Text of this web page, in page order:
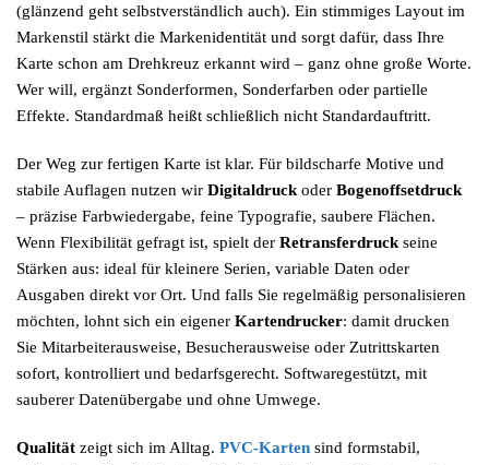
(glänzend geht selbstverständlich auch). Ein stimmiges Layout im
Markenstil stärkt die Markenidentität und sorgt dafür, dass Ihre
Karte schon am Drehkreuz erkannt wird – ganz ohne große Worte.
Wer will, ergänzt Sonderformen, Sonderfarben oder partielle
Effekte. Standardmaß heißt schließlich nicht Standardauftritt.
Der Weg zur fertigen Karte ist klar. Für bildscharfe Motive und
stabile Auflagen nutzen wir Digitaldruck oder Bogenoffsetdruck
– präzise Farbwiedergabe, feine Typografie, saubere Flächen.
Wenn Flexibilität gefragt ist, spielt der Retransferdruck seine
Stärken aus: ideal für kleinere Serien, variable Daten oder
Ausgaben direkt vor Ort. Und falls Sie regelmäßig personalisieren
möchten, lohnt sich ein eigener Kartendrucker: damit drucken
Sie Mitarbeiterausweise, Besucherausweise oder Zutrittskarten
sofort, kontrolliert und bedarfsgerecht. Softwaregestützt, mit
sauberer Datenübergabe und ohne Umwege.
Qualität zeigt sich im Alltag. PVC-Karten sind formstabil,